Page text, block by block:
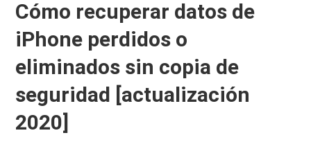
Cómo recuperar datos de
iPhone perdidos o
eliminados sin copia de
seguridad [actualización
2020]